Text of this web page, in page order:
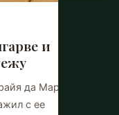
и
да Маринья,
с ее